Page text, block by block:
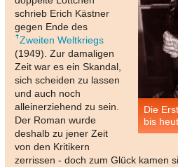
Die
bis
schrieb Erich Kästner
gegen Ende des
Zweiten Weltkriegs
(1949). Zur damaligen
Zeit war es ein Skandal,
sich scheiden zu lassen
und auch noch
alleinerziehend zu sein.
Der Roman wurde
deshalb zu jener Zeit
von den Kritikern
zerrissen - doch zum Glück kamen